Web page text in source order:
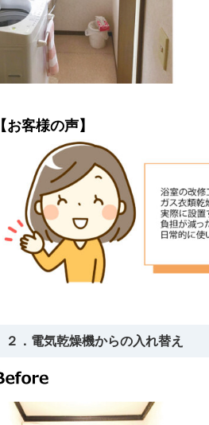
【お客様の声】
２．電気乾燥機からの入れ替え